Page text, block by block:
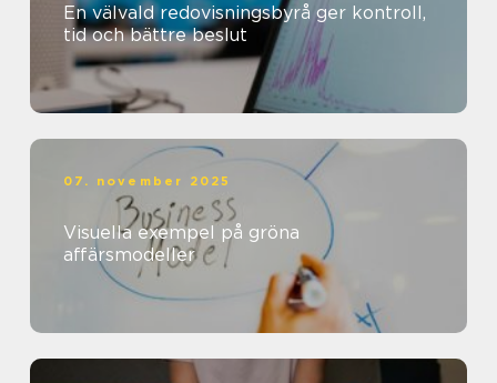
En välvald redovisningsbyrå ger kontroll,
tid och bättre beslut
07. november 2025
Visuella exempel på gröna
affärsmodeller